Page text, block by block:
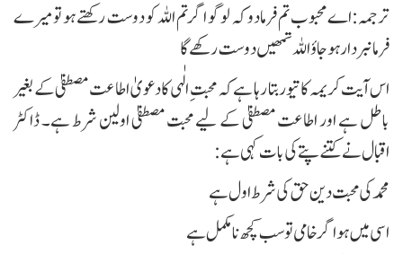
ترجمہ:اے محبوب تم فرمادو کہ لوگو اگر تم اللہ کو دوست رکھتے ہو تو میرے
فرمانبردار ہوجاؤ اللہ تمھیں دوست رکھے گا
اس آیت کریمہ کا تیور بتا رہا ہے کہ محبتِ الٰہی کا دعویٰ اطاعت مصطفیٰ کے بغیر
باطل ہے اور اطاعت مصطفیٰ کے لیے محبت مصطفیٰ اولین شرط ہے۔ ڈاکٹر
اقبال نے کتنے پتے کی بات کہی ہے:
محمد کی محبت دین حق کی شرط اول ہے
اسی میں ہو اگر خامی تو سب کچھ نامکمل ہے